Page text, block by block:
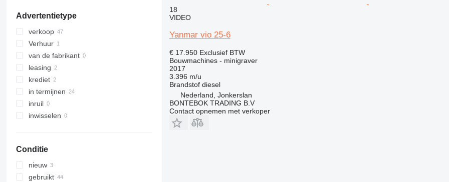
Advertentietype
verkoop
Verhuur
van de fabrikant
leasing
krediet
in termijnen
inruil
inwisselen
Conditie
nieuw
gebruikt
18
VIDEO
Yanmar vio 25-6
€ 17.950 Exclusief BTW
Bouwmachines - minigraver
2017
3.396 m/u
Brandstof diesel
Nederland, Jonkerslan
BONTEBOK TRADING B.V
Contact opnemen met verkoper